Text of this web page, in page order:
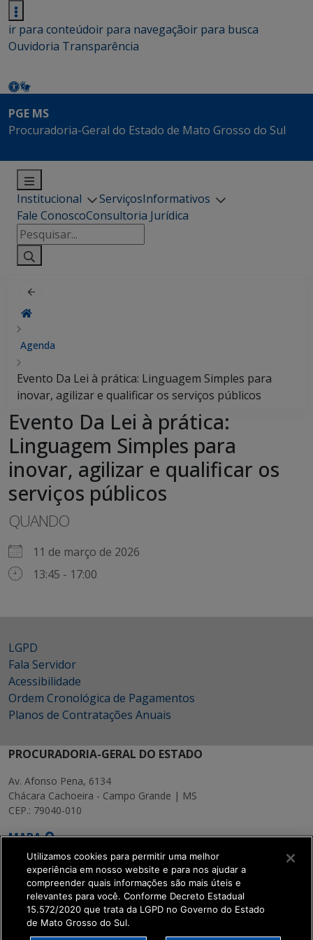
ir para conteúdoir para navegaçãoir para busca
Ouvidoria Transparência
PGE MS
Procuradoria-Geral do Estado de Mato Grosso do Sul
Institucional ServiçosInformativos
Fale ConoscoConsultoria Jurídica
Pesquisar
por:
Agenda
Evento Da Lei à prática: Linguagem Simples para
inovar, agilizar e qualificar os serviços públicos
Evento Da Lei à prática:
Linguagem Simples para
inovar, agilizar e qualificar os
serviços públicos
QUANDO
11 de março de 2026
13:45 - 17:00
LGPD
Fala Servidor
Acessibilidade
Ordem Cronológica de Pagamentos
Planos de Contratações Anuais
PROCURADORIA-GERAL DO ESTADO
Av. Afonso Pena, 6134
Chácara Cachoeira - Campo Grande | MS
CEP.: 79040-010
MAPA
SETDIG | Secretaria-
Executiva de
Utilizamos cookies para permitir uma melhor
experiência em nosso website e para nos ajudar a
compreender quais informações são mais úteis e
relevantes para você. Conforme Decreto Estadual
15.572/2020 que trata da LGPD no Governo do Estado
de Mato Grosso do Sul.